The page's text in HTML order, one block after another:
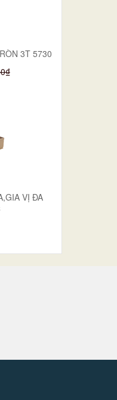
3T 5730
VỊ ĐA